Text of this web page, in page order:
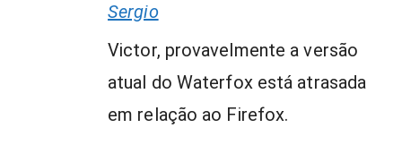
Sergio
Victor, provavelmente a versão
atual do Waterfox está atrasada
em relação ao Firefox.